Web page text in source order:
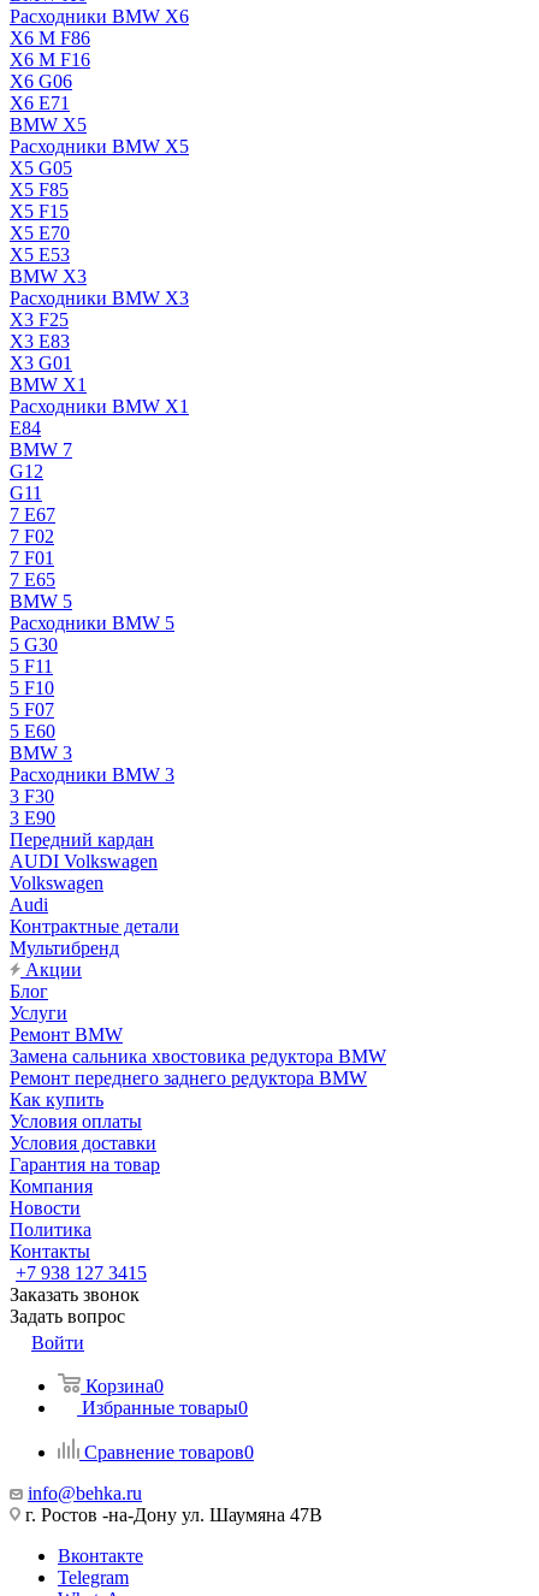
Расходники BMW X6
X6 M F86
X6 M F16
X6 G06
X6 E71
BMW X5
Расходники BMW X5
X5 G05
X5 F85
X5 F15
X5 E70
X5 E53
BMW X3
Расходники BMW X3
X3 F25
X3 E83
X3 G01
BMW X1
Расходники BMW X1
E84
BMW 7
G12
G11
7 Е67
7 F02
7 F01
7 E65
BMW 5
Расходники BMW 5
5 G30
5 F11
5 F10
5 F07
5 E60
BMW 3
Расходники BMW 3
3 F30
3 E90
Передний кардан
AUDI Volkswagen
Volkswagen
Audi
Контрактные детали
Мультибренд
Акции
Блог
Услуги
Ремонт BMW
Замена сальника хвостовика редуктора BMW
Ремонт переднего заднего редуктора BMW
Как купить
Условия оплаты
Условия доставки
Гарантия на товар
Компания
Новости
Политика
Контакты
+7 938 127 3415
Заказать звонок
Задать вопрос
Войти
Корзина0
Избранные товары0
Сравнение товаров0
info@behka.ru
г. Ростов -на-Дону ул. Шаумяна 47В
Вконтакте
Telegram